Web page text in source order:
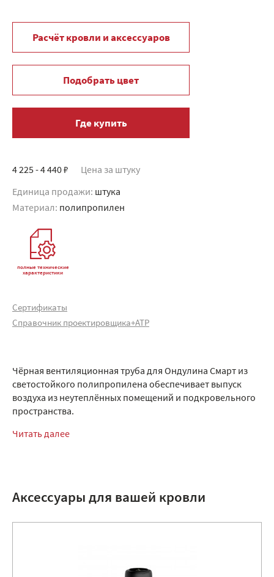
Расчёт кровли и аксессуаров
Подобрать цвет
Где купить
4 225 - 4 440 ₽ Цена за штуку
Единица продажи: штука
Материал: полипропилен
полные технические
характеристики
Сертификаты
Справочник проектировщика+АТР
Чёрная вентиляционная труба для Ондулина Смарт из
светостойкого полипропилена обеспечивает выпуск
воздуха из неутеплённых помещений и подкровельного
пространства.
Читать далее
Аксессуары для вашей кровли